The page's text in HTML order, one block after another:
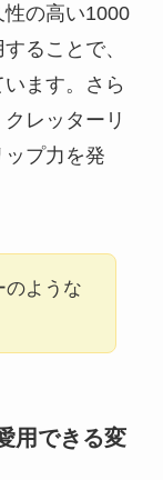
の高い1000
ることで、
ます。さら
レッターリ
プ力を発
のような
用できる変